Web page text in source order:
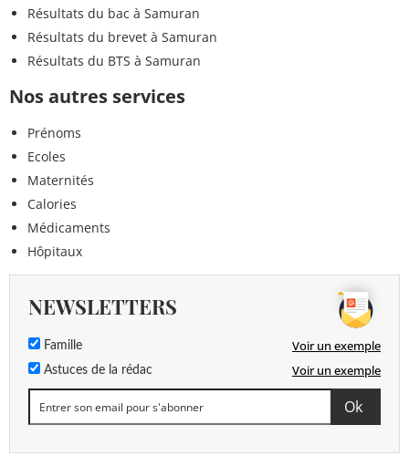
Résultats du bac à Samuran
Résultats du brevet à Samuran
Résultats du BTS à Samuran
Nos autres services
Prénoms
Ecoles
Maternités
Calories
Médicaments
Hôpitaux
NEWSLETTERS
Famille Voir un exemple
Astuces de la rédac Voir un exemple